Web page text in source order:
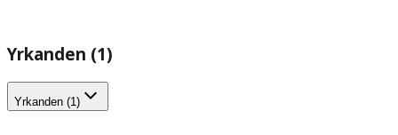
Yrkanden (1)
Yrkanden (1)